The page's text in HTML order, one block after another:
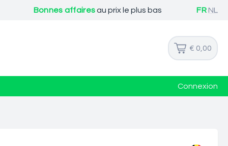
Bonnes affairesau prix le plus bas FR NL
€ 0,00
Connexion